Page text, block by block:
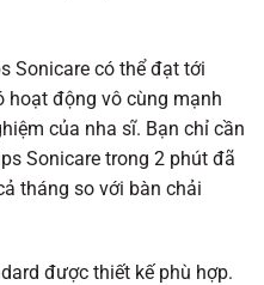
Sonicare có thể đạt tới
hoạt động vô cùng mạnh
của nha sĩ. Bạn chỉ cần
Sonicare trong 2 phút đã
tháng so với bàn chải
được thiết kế phù hợp.